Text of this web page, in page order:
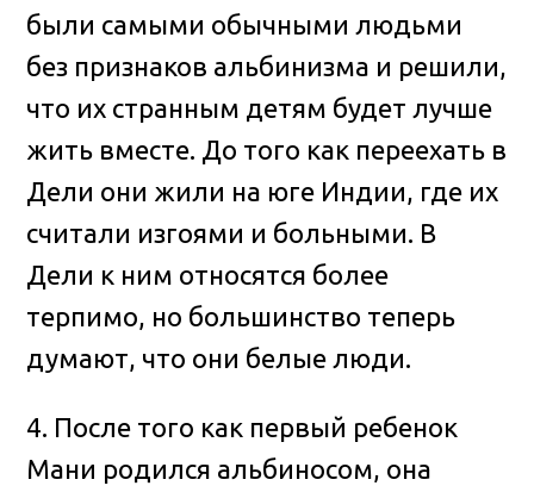
были самыми обычными людьми
без признаков альбинизма и решили,
что их странным детям будет лучше
жить вместе. До того как переехать в
Дели они жили на юге Индии, где их
считали изгоями и больными. В
Дели к ним относятся более
терпимо, но большинство теперь
думают, что они белые люди.
4. После того как первый ребенок
Мани родился альбиносом, она